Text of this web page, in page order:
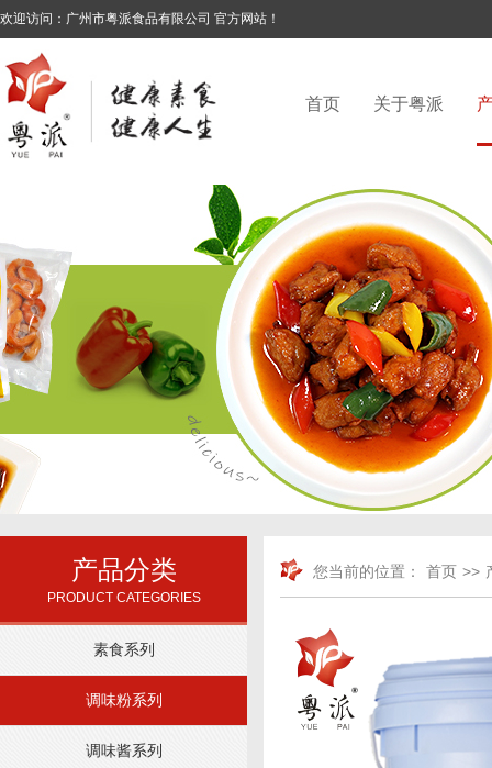
欢迎访问：广州市粤派食品有限公司 官方网站！
首页 关于粤派
产品分类
PRODUCT CATEGORIES
素食系列
调味粉系列
调味酱系列
您当前的位置： 首页 >>